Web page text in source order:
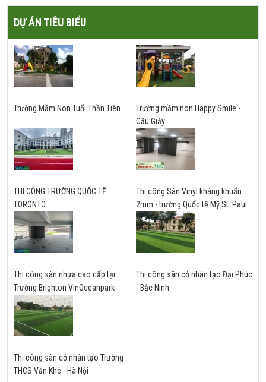
DỰ ÁN TIÊU BIỂU
Trường Mầm Non Tuổi Thần Tiên
Trường mầm non Happy Smile -
Cầu Giấy
THI CÔNG TRƯỜNG QUỐC TẾ
TORONTO
Thi công Sàn Vinyl kháng khuẩn
2mm - trường Quốc tế Mỹ St. Paul -
Hà Nội
Thi công sàn nhựa cao cấp tại
Trường Brighton VinOceanpark
Thi công sân cỏ nhân tạo Đại Phúc
- Bắc Ninh
Thi công sân cỏ nhân tạo Trường
THCS Văn Khê - Hà Nội